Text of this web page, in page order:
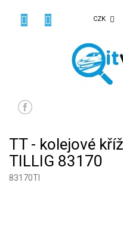
CZK
TT - kolejové
TILLIG 83170
83170TI